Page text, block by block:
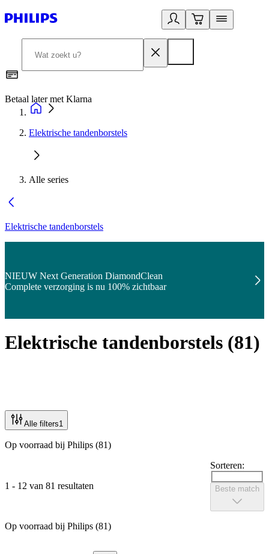
Betaal later met Klarna
Elektrische tandenborstels
Alle series
Elektrische tandenborstels
NIEUW Next Generation DiamondClean
Complete verzorging is nu 100% zichtbaar
Elektrische tandenborstels (81)
Alle filters1
Op voorraad bij Philips (81)
1 - 12 van 81 resultaten
Sorteren:
Beste match
Op voorraad bij Philips (81)